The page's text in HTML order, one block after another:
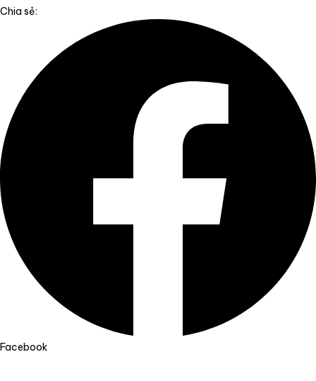
Chia sẻ:
Facebook